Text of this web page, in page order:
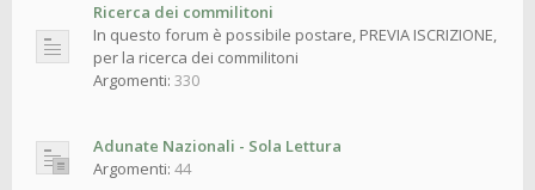
Ricerca dei commilitoni
In questo forum è possibile postare, PREVIA ISCRIZIONE,
per la ricerca dei commilitoni
Argomenti: 330
Adunate Nazionali - Sola Lettura
Argomenti: 44